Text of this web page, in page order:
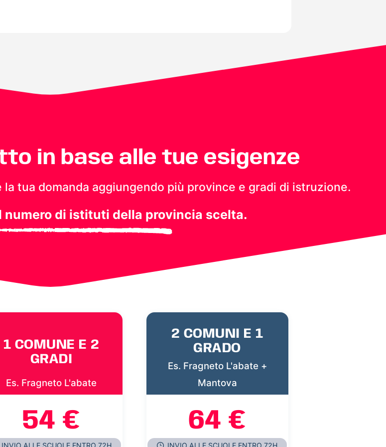
in base alle tue esigenze
tua domanda aggiungendo più province e gradi di istruzione.
numero di istituti della provincia scelta.
1 COMUNE E 2
GRADI
Es. Fragneto L'abate
54 €
2 COMUNI E 1
GRADO
Es. Fragneto L'abate +
Mantova
64 €
INVIO ALLE SCUOLE ENTRO 72H